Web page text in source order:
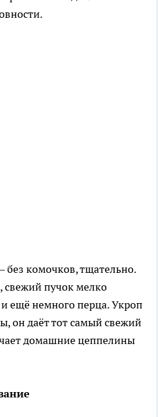
комочков, тщательно.
свежий пучок мелко
ещё немного перца. Укроп
он даёт тот самый свежий
домашние цеппелины